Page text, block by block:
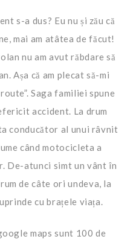
s-a dus? Eu nu și zău că
mai am atâtea de făcut!
nu am avut răbdare să
Așa că am plecat să-mi
Saga familiei spune
accident. La drum
conducător al unui râvnit
când motocicleta a
De-atunci simt un vânt în
de câte ori undeva, la
cu brațele viața.
maps sunt 100 de